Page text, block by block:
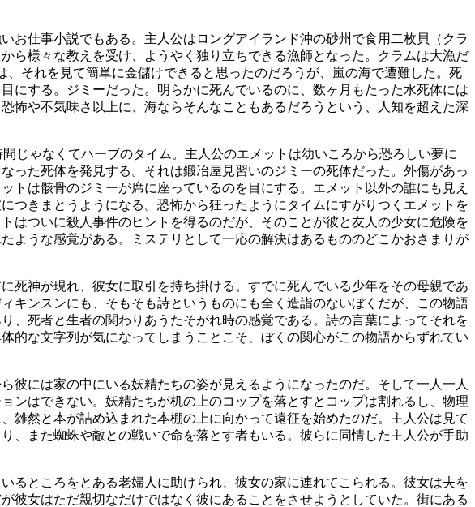
お仕事小説でもある。主人公はロングアイランド沖の砂州で食用二枚貝（クラ
ら様々な教えを受け、ようやく独り立ちできる漁師となった。クラムは大漁だ
それを見て簡単に金儲けできると思ったのだろうが、嵐の海で遭難した。死
にする。ジミーだった。明らかに死んでいるのに、数ヶ月もたった水死体には
や不気味さ以上に、海ならそんなこともあるだろうという、人知を超えた深
じゃなくてハーブのタイム。主人公のエメットは幼いころから恐ろしい夢に
った死体を発見する。それは鍛冶屋見習いのジミーの死体だった。外傷があっ
は骸骨のジミーが席に座っているのを目にする。エメット以外の誰にも見え
つきまとうようになる。恐怖から狂ったようにタイムにすがりつくエメットを
はついに殺人事件のヒントを得るのだが、そのことが彼と友人の少女に危険を
うな感覚がある。ミステリとして一応の解決はあるもののどこかおさまりが
死神が現れ、彼女に取引を持ち掛ける。すでに死んでいる少年をその母親であ
キンスンにも、そもそも詩というものにも全く造詣のないぼくだが、この物語
、死者と生者の関わりあうたそがれ時の感覚である。詩の言葉によってそれを
的な文字列が気になってしまうことこそ、ぼくの関心がこの物語からずれてい
には家の中にいる妖精たちの姿が見えるようになったのだ。そして一人一人
ンはできない。妖精たちが机の上のコップを落とすとコップは割れるし、物理
雑然と本が詰め込まれた本棚の上に向かって遠征を始めたのだ。主人公は見て
、また蜘蛛や敵との戦いで命を落とす者もいる。彼らに同情した主人公が手助
るところをとある老婦人に助けられ、彼女の家に連れてこられる。彼女は夫を
彼女はただ親切なだけではなく彼にあることをさせようとしていた。街にある